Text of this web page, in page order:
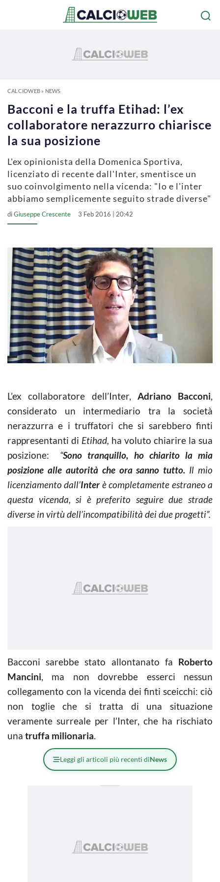
CALCIOWEB» NEWS
Bacconi e la truffa Etihad: l’ex
collaboratore nerazzurro chiarisce
la sua posizione
L'ex opinionista della Domenica Sportiva,
licenziato di recente dall'Inter, smentisce un
suo coinvolgimento nella vicenda: "Io e l'inter
abbiamo semplicemente seguito strade diverse"
diGiuseppe Crescente 3 Feb 2016 | 20:42
L’ex collaboratore dell’Inter, Adriano Bacconi,
considerato un intermediario tra la società
nerazzurra e i truffatori che si sarebbero finti
rappresentanti di Etihad, ha voluto chiarire la sua
posizione:
“Sono tranquillo, ho chiarito la mia
posizione alle autorità che ora sanno tutto. Il mio
licenziamento dall’Inter è completamente estraneo a
questa vicenda, si è preferito seguire due strade
diverse in virtù dell’incompatibilità dei due progetti”.
Bacconi sarebbe stato allontanato fa Roberto
Mancini, ma non dovrebbe esserci nessun
collegamento con la vicenda dei finti sceicchi: ciò
non toglie che si tratta di una situazione
veramente surreale per l’Inter, che ha rischiato
una truffa milionaria.
Leggi gli articoli più recenti diNews